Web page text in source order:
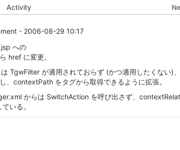
Activity
- 2006-08-29 10:17
への
href に変更。
TgwFilter が適用されておらず (かつ適用したくない)、
、contextPath をタグから取得できるように拡張。
からは SwitchAction を呼び出さず、
いる。